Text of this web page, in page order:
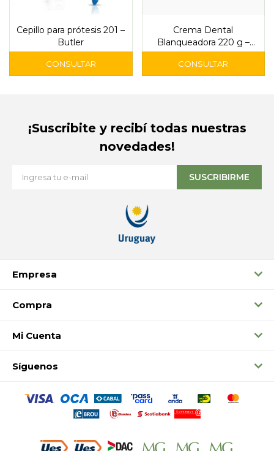
Cepillo para prótesis 201 –
Butler
Crema Dental
Blanqueadora 220 g –
Colgate Max White
Empresa
Compra
Mi Cuenta
Síguenos
¡Suscribite y recibí todas nuestras
novedades!
SUSCRIBIRME